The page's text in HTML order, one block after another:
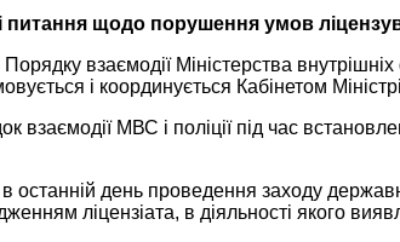
питання щодо порушення умов
взаємодії Міністерства
і координується Кабінетом
взаємодії МВС і поліції під час
останній день проведення заходу
ліцензіата, в діяльності якого